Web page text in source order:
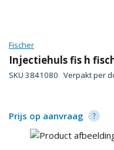
Fischer
Injectiehuls fis h
SKU 3841080 Verpakt per
Prijs op aanvraag